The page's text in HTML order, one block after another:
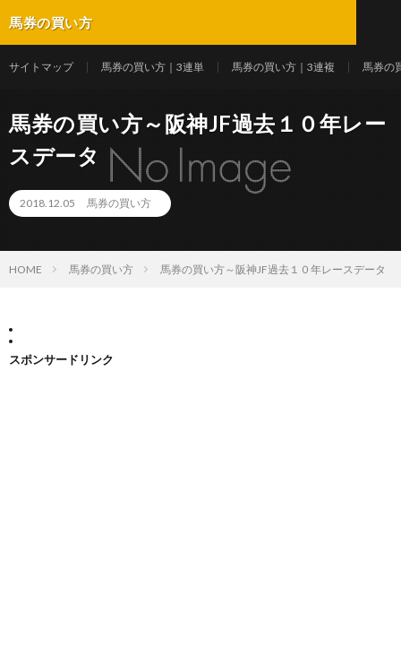
馬券の買い方
サイトマップ 馬券の買い方｜3連単 馬券の買い方｜3連複 馬券の
馬券の買い方～阪神JF過去１０年レー
スデータ
2018.12.05 馬券の買い方
HOME 馬券の買い方 馬券の買い方～阪神JF過去１０年レースデータ
スポンサードリンク